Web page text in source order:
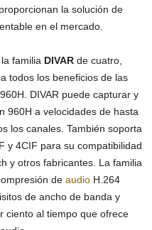
la solución de
en el mercado.
, la familia DIVAR de cuatro,
todos los beneficios de las
DIVAR puede capturar y
960H a velocidades de hasta
los canales. También soporta
y 4CIF para su compatibilidad
y otros fabricantes. La familia
de audio H.264
de ancho de banda y
ciento al tiempo que ofrece